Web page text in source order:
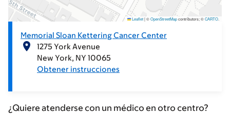
Memorial Sloan Kettering Cancer Center
1275 York Avenue
New York NY 10065
Obtener instrucciones
Leaflet|©OpenStreetMapcontributors; ©CARTO.
¿Quiere atenderse con un médico en otro centro?